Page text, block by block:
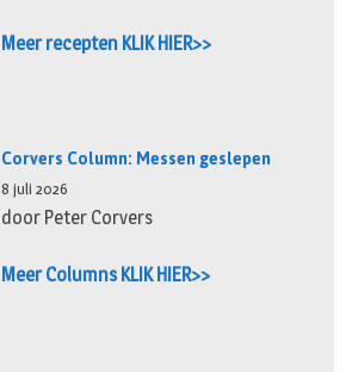
Meer recepten KLIK HIER>>
Corvers Column: Messen geslepen
8 juli 2026
door Peter Corvers
Meer Columns KLIK HIER>>